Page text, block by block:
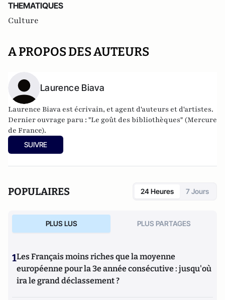
THEMATIQUES
Culture
A PROPOS DES AUTEURS
Laurence Biava
Laurence Biava est écrivain, et agent d'auteurs et d'artistes.
Dernier ouvrage paru : "Le goût des bibliothèques" (Mercure
de France).
SUIVRE
POPULAIRES 24 Heures 7 Jours
PLUS LUS PLUS PARTAGES
1Les Français moins riches que la moyenne
européenne pour la 3e année consécutive : jusqu'où
ira le grand déclassement ?